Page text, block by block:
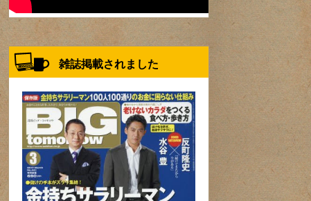
雑誌掲載されました